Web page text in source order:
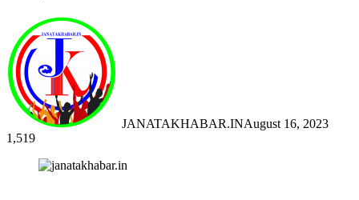
JANATAKHABAR.INAugust 16, 2023
1,519